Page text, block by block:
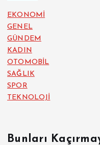
EKONOMİ
GENEL
GÜNDEM
KADIN
OTOMOBİL
SAĞLIK
SPOR
TEKNOLOJİ
Bunları